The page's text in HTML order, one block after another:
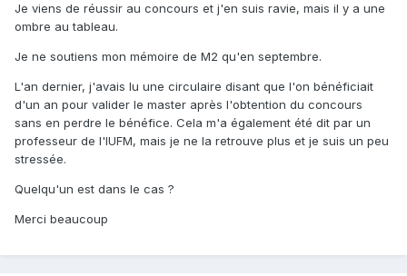
Je viens de réussir au concours et j'en suis ravie, mais il y a une
ombre au tableau.
Je ne soutiens mon mémoire de M2 qu'en septembre.
L'an dernier, j'avais lu une circulaire disant que l'on bénéficiait
d'un an pour valider le master après l'obtention du concours
sans en perdre le bénéfice. Cela m'a également été dit par un
professeur de l'IUFM, mais je ne la retrouve plus et je suis un peu
stressée.
Quelqu'un est dans le cas ?
Merci beaucoup